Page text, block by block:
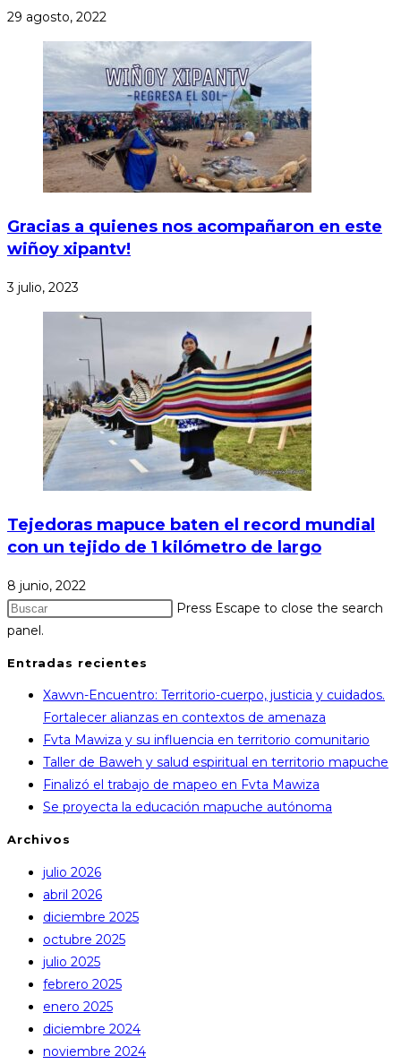
29 agosto, 2022
Gracias a quienes nos acompañaron en este
wiñoy xipantv!
3 julio, 2023
Tejedoras mapuce baten el record mundial
con un tejido de 1 kilómetro de largo
8 junio, 2022
Press Escape to close the search
panel.
Entradas recientes
Xawvn-Encuentro: Territorio-cuerpo, justicia y cuidados.
Fortalecer alianzas en contextos de amenaza
Fvta Mawiza y su influencia en territorio comunitario
Taller de Baweh y salud espiritual en territorio mapuche
Finalizó el trabajo de mapeo en Fvta Mawiza
Se proyecta la educación mapuche autónoma
Archivos
julio 2026
abril 2026
diciembre 2025
octubre 2025
julio 2025
febrero 2025
enero 2025
diciembre 2024
noviembre 2024